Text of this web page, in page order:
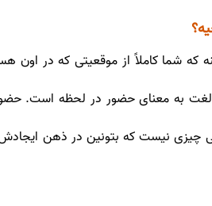
شما کاملاً از موقعیتی که در اون
به معنای حضور در لحظه است. حضور
نیست که بتونین در ذهن ایجادش